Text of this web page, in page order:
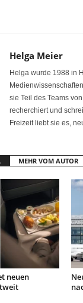
Helga Meier
Helga wurde 1988 in
sie Teil des Teams
recherchiert und
Freizeit liebt sie es,
MEHR VOM AUTOR
neuen